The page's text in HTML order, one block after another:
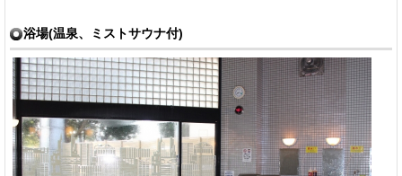
浴場(温泉、ミストサウナ付)